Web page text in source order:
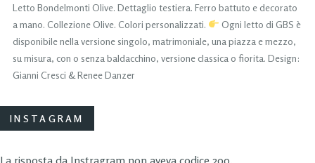
Letto Bondelmonti Olive. Dettaglio testiera. Ferro battuto e decorato
a mano. Collezione Olive. Colori personalizzati.
Ogni letto di GBS è
disponibile nella versione singolo, matrimoniale, una piazza e mezzo,
su misura, con o senza baldacchino, versione classica o fiorita. Design:
Gianni Cresci & Renee Danzer
INSTAGRAM